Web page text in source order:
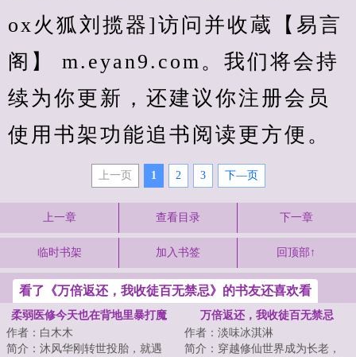
ox火狐刘揽器]访问并收蔵【易言
阁】 m.eyan9.com。我们将会持
续为你更新，还建议你注册会员
使用书架功能追书阅读更方便。
上一页 1 2 3 下—页
上一章 查看目录 下一章
临时书架 加入书签 回顶部↑
看了《万倍返还，我收徒百无禁忌》的书友还喜欢看
柔弱医修今天也在背地里暴打魔
作者：白木木
简介：沐风华刚转世投胎，就遇
万倍返还，我收徒百无禁忌
作者：淡味冰淇淋
简介：穿越修仙世界成为长老，